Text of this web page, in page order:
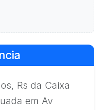
Rs da Caixa
em Av